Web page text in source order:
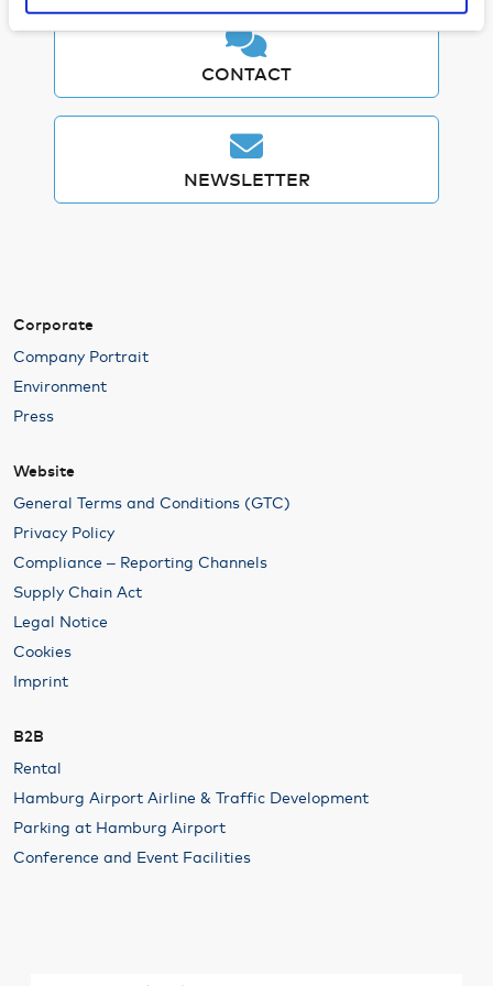
zusammen, die Sie ihnen bereitgestellt haben oder die
sie im Rahmen Ihrer Nutzung der Dienste gesammelt
haben. Weitere Informationen zur Datenverarbeitung
21 third partieswho may receive and
process your information.
CONTACT
NEWSLETTER
Corporate
Company Portrait
Environment
Press
Website
General Terms and Conditions (GTC)
Privacy Policy
Compliance – Reporting Channels
Supply Chain Act
Legal Notice
Cookies
Imprint
B2B
Rental
Hamburg Airport Airline & Traffic Development
Parking at Hamburg Airport
Conference and Event Facilities